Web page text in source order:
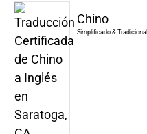
Chino
Simplificado & Tradicional